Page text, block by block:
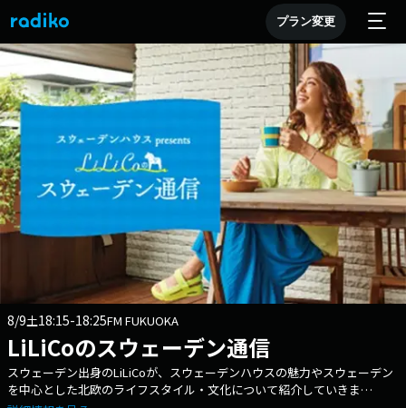
プラン変更
8/9土18:15-18:25FM FUKUOKA
LiLiCoのスウェーデン通信
スウェーデン出身のLiLiCoが、スウェーデンハウスの魅力やスウェーデン
を中心とした北欧のライフスタイル・文化について紹介していきま